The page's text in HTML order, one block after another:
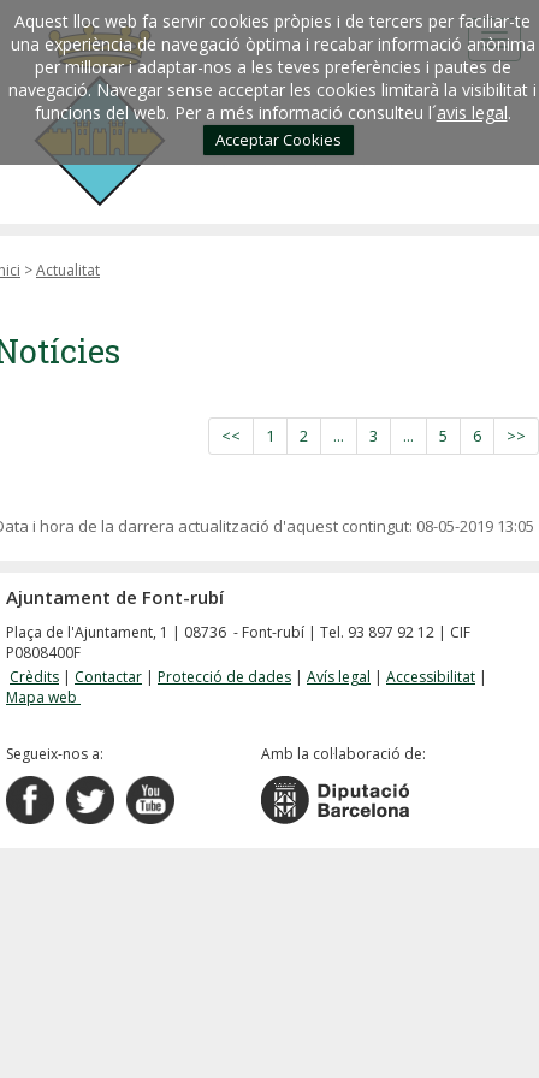
Aquest lloc web fa servir cookies pròpies i de tercers per faciliar-te
una experiència de navegació òptima i recabar informació anònima
per millorar i adaptar-nos a les teves preferències i pautes de
navegació. Navegar sense acceptar les cookies limitarà la visibilitat i
funcions del web. Per a més informació consulteu l´avis legal.
Acceptar Cookies
>Actualitat
<< 1 2 ... 3 ... 5 6 >>
i hora de la darrera actualització d'aquest contingut: 08-05-2019 13:05
Ajuntament de Font-rubí
Plaça de l'Ajuntament, 1 | 08736 - Font-rubí | Tel. 93 897 92 12 | CIF
P0808400F
Crèdits | Contactar | Protecció de dades | Avís legal | Accessibilitat |
Mapa web
Segueix-nos a: Amb la col·laboració de: